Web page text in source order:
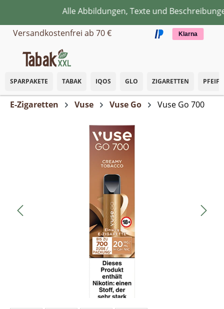
Zum Hauptinhalt springenAlle Abbildungen, Texte und
Versandkostenfrei ab 70 €
Klarna
SPARPAKETE TABAK IQOS GLO ZIGARETTEN
E-Zigaretten Vuse Vuse Go Vuse Go 700